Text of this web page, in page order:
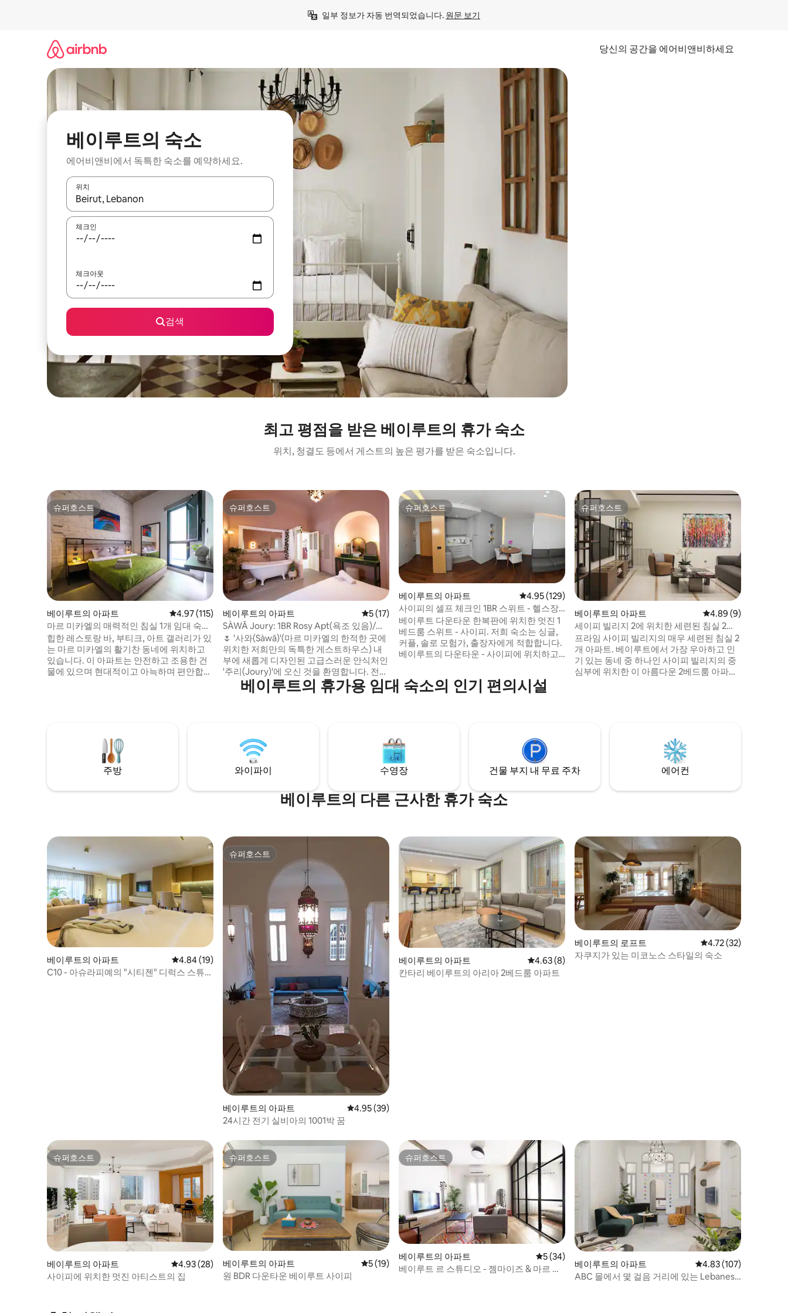
일부 정보가 자동 번역되었습니다. 원문 보기
당신의 공간을 에어비앤비하세요
베이루트의 숙소
에어비앤비에서 독특한 숙소를 예약하세요.
위치
결과가 나오면 위·아래 화살표 키를 사용하거나 터치 또는 스와이프 동작으로 탐색하세요.
체크인
체크아웃
검색
최고 평점을 받은 베이루트의 휴가 숙소
위치, 청결도 등에서 게스트의 높은 평가를 받은 숙소입니다.
슈퍼호스트
슈퍼호스트
베이루트의 아파트 평점 4.97점(5점 만점), 후기 115개
4.97 (115)
마르 미카엘의 매력적인 침실 1개 임대 숙소
- 101
힙한 레스토랑 바, 부티크, 아트 갤러리가 있
는 마르 미카엘의 활기찬 동네에 위치하고
있습니다. 이 아파트는 안전하고 조용한 건
물에 있으며 현대적이고 아늑하며 편안합니
바다로까지 차로 5분, 바닷가 산책을 즐길
수 있는 바닷가 경기장까지 8분 거리입니다.
슈퍼호스트
슈퍼호스트
베이루트의 아파트 평점 5점(5점 만점), 후기 17개
5 (17)
SÀWĀ Joury: 1BR Rosy Apt(욕조 있음)/마
르 미카엘
🌷 '사와(Sàwā)'(마르 미카엘의 한적한 곳에
위치한 저희만의 독특한 게스트하우스) 내
부에 새롭게 디자인된 고급스러운 안식처인
'주리(Joury)'에 오신 것을 환영합니다. 전용
상층에 위치해 있으며, 숙소에서 가장 넓은
스위트룸입니다.📍칼레이 커피숍을 지나
톤과 침실에 있는 독립형 클로풋 욕조를 갖
춘 '크라운 주얼리'입니다.
슈퍼호스트
슈퍼호스트
베이루트의 아파트 평점 4.95점(5점 만점), 후기 129개
4.95 (129)
사이피의 셀프 체크인 1BR 스위트 - 헬스장
(연중무휴 전기)
베이루트 다운타운 한복판에 위치한 멋진 1
베드룸 스위트 - 사이피. 저희 숙소는 싱글,
커플, 솔로 모험가, 출장자에게 적합합니다.
베이루트의 다운타운 - 사이피에 위치하고
트 선택지까지 도보로 갈 수 있는 거리에 있
습니다. 초고속 인터넷, 전기, 발전기, 수도,
슈퍼호스트
슈퍼호스트
베이루트의 아파트 평점 4.89점(5점 만점
4.89 (9)
세이피 빌리지 2에 위치한 세련된 침실 2개
숙소 -24시간 전원 공급
프라임 사이피 빌리지의 매우 세련된 침실 2
개 아파트. 베이루트에서 가장 우아하고 인
기 있는 동네 중 하나인 사이피 빌리지의 중
심부에 위치한 이 아름다운 2베드룸 아파트
베이루트의 휴가용 임대 숙소의 인기 편의시설
주방 와이파이 수영장 건물 부지 내 무료 주차 에어컨
베이루트의 다른 근사한 휴가 숙소
베이루트의 아파트 평점 4.84점(5점 만점), 후기 19개
4.84 (19)
C10 - 아슈라피예의 "시티젠" 디럭스 스튜디
슈퍼호스트
슈퍼호스트
베이루트의 아파트 평점 4.95점(5점 만점), 후기 39개
4.95 (39)
24시간 전기 실비아의 1001박 꿈
베이루트의 아파트 평점 4.63점(5점 만점), 후기 8개
4.63 (8)
칸타리 베이루트의 아리아 2베드룸 아파트
베이루트의 로프트 평점 4.72점(5점 만점
4.72 (32)
자쿠지가 있는 미코노스 스타일의 숙소
슈퍼호스트
슈퍼호스트
베이루트의 아파트 평점 4.93점(5점 만점), 후기 28개
4.93 (28)
사이피에 위치한 멋진 아티스트의 집
슈퍼호스트
슈퍼호스트
베이루트의 아파트 평점 5점(5점 만점), 후기 19개
5 (19)
원 BDR 다운타운 베이루트 사이피
슈퍼호스트
슈퍼호스트
베이루트의 아파트 평점 5점(5점 만점), 후기 34개
5 (34)
베이루트 르 스튜디오 - 젬마이즈 & 마르 미
베이루트의 아파트 평점 4.83점(5점 만점),
4.83 (107)
ABC 몰에서 몇 걸음 거리에 있는 Lebanese